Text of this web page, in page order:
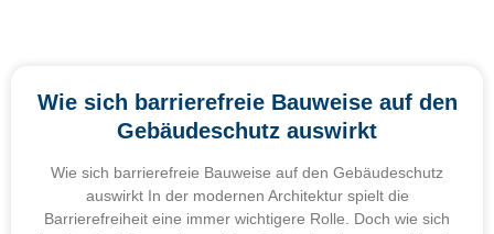
Wie sich barrierefreie Bauweise auf den
Gebäudeschutz auswirkt
Wie sich barrierefreie Bauweise auf den Gebäudeschutz
auswirkt In der modernen Architektur spielt die
Barrierefreiheit eine immer wichtigere Rolle. Doch wie sich